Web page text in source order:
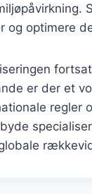
og optimere
er der et
regler